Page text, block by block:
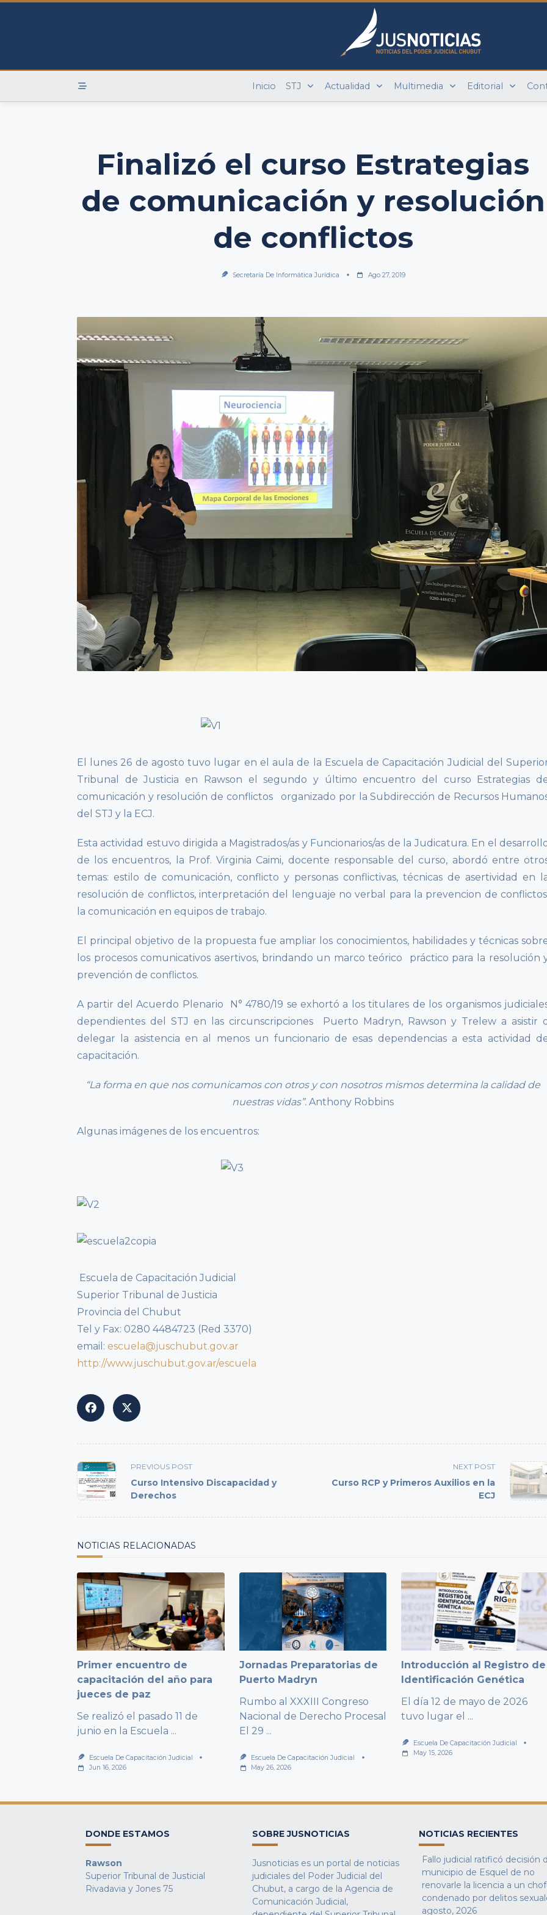
Skip
Inicio STJ Actualidad Multimedia Editorial
Finalizó el curso Estrategias
de comunicación y resolución
de conflictos
Secretaría De Informática Jurídica Ago 27, 2019
El lunes 26 de agosto tuvo lugar en el aula de la Escuela de Capacitación Judicial del
Tribunal de Justicia en Rawson el segundo y último encuentro del curso Estrategias
comunicación y resolución de conflictos organizado por la Subdirección de Recursos
del STJ y la ECJ.
Esta actividad estuvo dirigida a Magistrados/as y Funcionarios/as de la Judicatura. En el
de los encuentros, la Prof. Virginia Caimi, docente responsable del curso, abordó entre
temas: estilo de comunicación, conflicto y personas conflictivas, técnicas de asertividad en
resolución de conflictos, interpretación del lenguaje no verbal para la prevencion de
la comunicación en equipos de trabajo.
El principal objetivo de la propuesta fue ampliar los conocimientos, habilidades y técnicas
los procesos comunicativos asertivos, brindando un marco teórico práctico para la resolución
prevención de conflictos.
A partir del Acuerdo Plenario N° 4780/19 se exhortó a los titulares de los organismos
dependientes del STJ en las circunscripciones Puerto Madryn, Rawson y Trelew a asistir
delegar la asistencia en al menos un funcionario de esas dependencias a esta actividad
capacitación.
“La forma en que nos comunicamos con otros y con nosotros mismos determina la calidad de
nuestras vidas”.Anthony Robbins
Algunas imágenes de los encuentros:
Escuela de Capacitación Judicial
Superior Tribunal de Justicia
Provincia del Chubut
Tel y Fax: 0280 4484723 (Red 3370)
email: escuela@juschubut.gov.ar
http://www.juschubut.gov.ar/escuela
<span
class="nav-
subtitle
PREVIOUS POST
Curso Intensivo Discapacidad y
Derechos
NEXT POST
Curso RCP y Primeros Auxilios en la
ECJ
NOTICIAS RELACIONADAS
Primer encuentro de
capacitación del año para
jueces de paz
Se realizó el pasado 11 de
junio en la Escuela ...
Escuela De Capacitación Judicial
Jun 16, 2026
Jornadas Preparatorias de
Puerto Madryn
Rumbo al XXXIII Congreso
Nacional de Derecho Procesal
El 29 ...
Escuela De Capacitación Judicial
May 26, 2026
Introducción al Registro de
Identificación Genética
El día 12 de mayo de 2026
tuvo lugar el ...
Escuela De Capacitación Judicial
May 15, 2026
DONDE ESTAMOS
Rawson
Superior Tribunal de Justicial
Rivadavia y Jones 75
SOBRE JUSNOTICIAS
Jusnoticias es un portal de noticias
judiciales del Poder Judicial del
Chubut, a cargo de la Agencia de
Comunicación Judicial,
NOTICIAS RECIENTES
Fallo judicial ratificó decisión
municipio de Esquel de no
renovarle la licencia a un
condenado por delitos
agosto, 2026